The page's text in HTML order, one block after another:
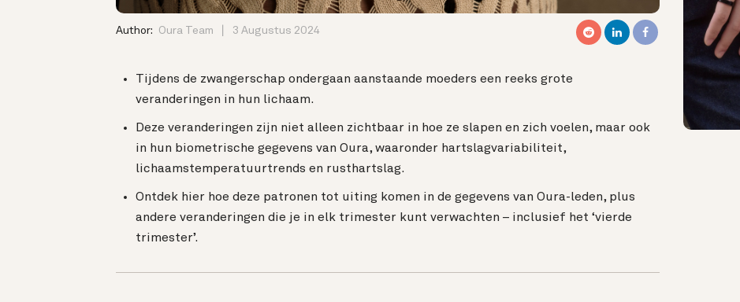
Author: Oura Team 3 Augustus 2024
Tijdens de zwangerschap ondergaan aanstaande moeders een reeks grote
veranderingen in hun lichaam.
Deze veranderingen zijn niet alleen zichtbaar in hoe ze slapen en zich voelen, maar ook
in hun biometrische gegevens van Oura, waaronder hartslagvariabiliteit,
lichaamstemperatuurtrends en rusthartslag.
Ontdek hier hoe deze patronen tot uiting komen in de gegevens van Oura-leden, plus
andere veranderingen die je in elk trimester kunt verwachten – inclusief het ‘vierde
trimester’.